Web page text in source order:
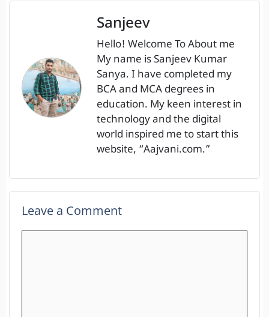
Sanjeev
Hello! Welcome To About me
My name is Sanjeev Kumar
Sanya. I have completed my
BCA and MCA degrees in
education. My keen interest in
technology and the digital
world inspired me to start this
website, “Aajvani.com.”
Leave a Comment